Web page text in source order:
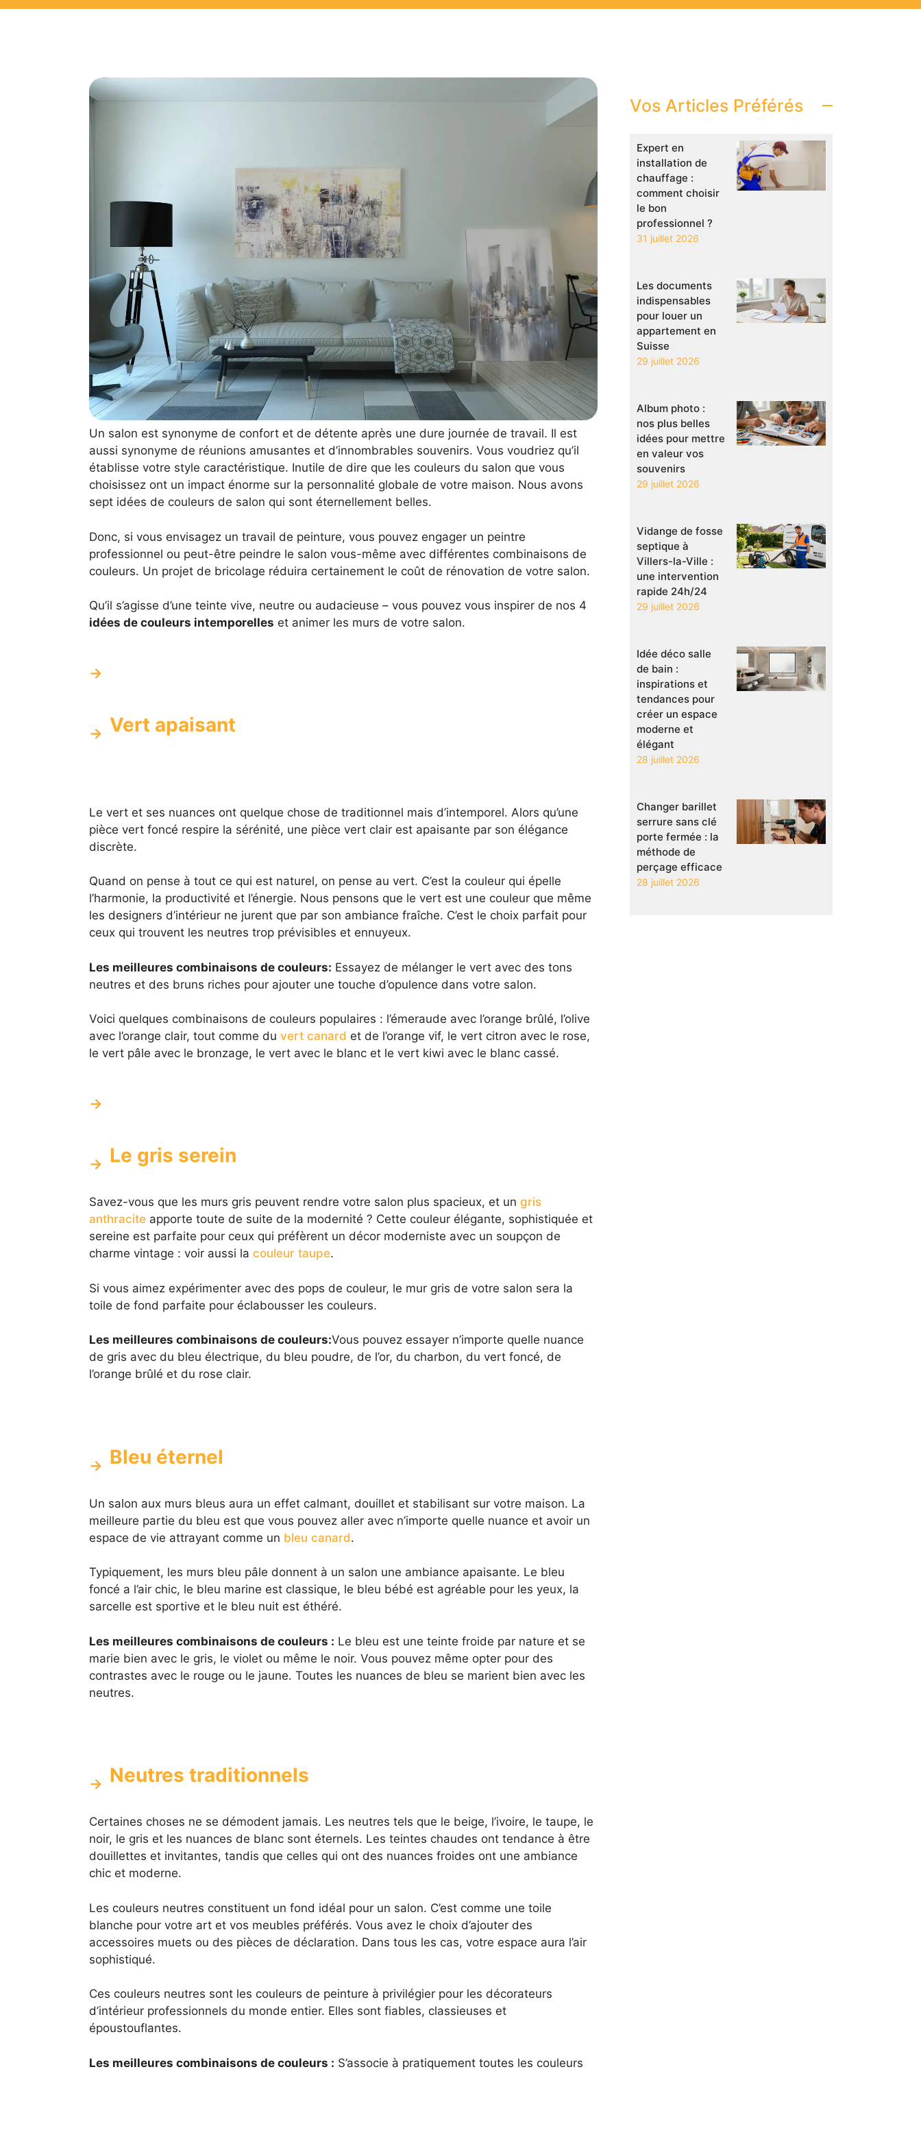
Un salon est synonyme de confort et de détente après une dure journée de travail. Il est
aussi synonyme de réunions amusantes et d’innombrables souvenirs. Vous voudriez qu’il
établisse votre style caractéristique. Inutile de dire que les couleurs du salon que vous
choisissez ont un impact énorme sur la personnalité globale de votre maison. Nous avons
sept idées de couleurs de salon qui sont éternellement belles.
Donc, si vous envisagez un travail de peinture, vous pouvez engager un peintre
professionnel ou peut-être peindre le salon vous-même avec différentes combinaisons de
couleurs. Un projet de bricolage réduira certainement le coût de rénovation de votre salon.
Qu’il s’agisse d’une teinte vive, neutre ou audacieuse – vous pouvez vous inspirer de nos 4
idées de couleurs intemporelles et animer les murs de votre salon.
Vert apaisant
Le vert et ses nuances ont quelque chose de traditionnel mais d’intemporel. Alors qu’une
pièce vert foncé respire la sérénité, une pièce vert clair est apaisante par son élégance
discrète.
Quand on pense à tout ce qui est naturel, on pense au vert. C’est la couleur qui épelle
l’harmonie, la productivité et l’énergie. Nous pensons que le vert est une couleur que même
les designers d’intérieur ne jurent que par son ambiance fraîche. C’est le choix parfait pour
ceux qui trouvent les neutres trop prévisibles et ennuyeux.
Les meilleures combinaisons de couleurs: Essayez de mélanger le vert avec des tons
neutres et des bruns riches pour ajouter une touche d’opulence dans votre salon.
Voici quelques combinaisons de couleurs populaires : l’émeraude avec l’orange brûlé, l’olive
avec l’orange clair, tout comme du vert canard et de l’orange vif, le vert citron avec le rose,
le vert pâle avec le bronzage, le vert avec le blanc et le vert kiwi avec le blanc cassé.
Le gris serein
Savez-vous que les murs gris peuvent rendre votre salon plus spacieux, et un gris
anthraciteapporte toute de suite de la modernité ? Cette couleur élégante, sophistiquée et
sereine est parfaite pour ceux qui préfèrent un décor moderniste avec un soupçon de
charme vintage : voir aussi la couleur taupe.
Si vous aimez expérimenter avec des pops de couleur, le mur gris de votre salon sera la
toile de fond parfaite pour éclabousser les couleurs.
Les meilleures combinaisons de couleurs:Vous pouvez essayer n’importe quelle nuance
de gris avec du bleu électrique, du bleu poudre, de l’or, du charbon, du vert foncé, de
l’orange brûlé et du rose clair.
Bleu éternel
Un salon aux murs bleus aura un effet calmant, douillet et stabilisant sur votre maison. La
meilleure partie du bleu est que vous pouvez aller avec n’importe quelle nuance et avoir un
espace de vie attrayant comme un bleu canard.
Typiquement, les murs bleu pâle donnent à un salon une ambiance apaisante. Le bleu
foncé a l’air chic, le bleu marine est classique, le bleu bébé est agréable pour les yeux, la
sarcelle est sportive et le bleu nuit est éthéré.
Les meilleures combinaisons de couleurs : Le bleu est une teinte froide par nature et se
marie bien avec le gris, le violet ou même le noir. Vous pouvez même opter pour des
contrastes avec le rouge ou le jaune. Toutes les nuances de bleu se marient bien avec les
neutres.
Neutres traditionnels
Certaines choses ne se démodent jamais. Les neutres tels que le beige, l’ivoire, le taupe, le
noir, le gris et les nuances de blanc sont éternels. Les teintes chaudes ont tendance à être
douillettes et invitantes, tandis que celles qui ont des nuances froides ont une ambiance
chic et moderne.
Les couleurs neutres constituent un fond idéal pour un salon. C’est comme une toile
blanche pour votre art et vos meubles préférés. Vous avez le choix d’ajouter des
accessoires muets ou des pièces de déclaration. Dans tous les cas, votre espace aura l’air
sophistiqué.
Ces couleurs neutres sont les couleurs de peinture à privilégier pour les décorateurs
d’intérieur professionnels du monde entier. Elles sont fiables, classieuses et
époustouflantes.
Les meilleures combinaisons de couleurs : S’associe à pratiquement toutes les couleurs
Vos Articles Préférés
Expert en
installation de
chauffage :
comment choisir
le bon
professionnel ?
31 juillet 2026
Les documents
indispensables
pour louer un
appartement en
Suisse
29 juillet 2026
Album photo :
nos plus belles
idées pour mettre
en valeur vos
souvenirs
29 juillet 2026
Vidange de fosse
septique à
Villers-la-Ville :
une intervention
rapide 24h/24
29 juillet 2026
Idée déco salle
de bain :
inspirations et
tendances pour
créer un espace
moderne et
élégant
28 juillet 2026
Changer barillet
serrure sans clé
porte fermée : la
méthode de
perçage efficace
28 juillet 2026